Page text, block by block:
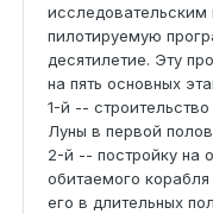
пилотируемую
десятилетие. Эту
на пять основных
1-й --
Луны в первой
2-й -- постройку на
обитаемого
его в длительных